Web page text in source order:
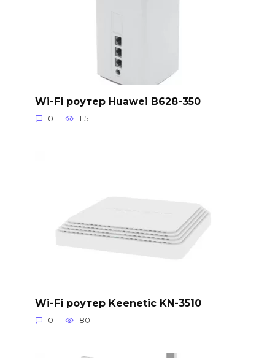
Wi-Fi роутер Huawei B628-350
0 115
Wi-Fi роутер Keenetic KN-3510
0 80